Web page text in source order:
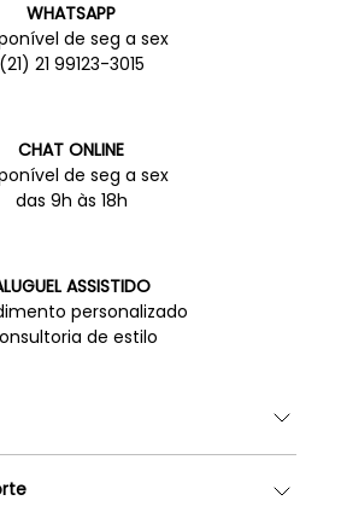
WHATSAPP
de seg a sex
(21) 21 99123-3015
CHAT ONLINE
de seg a sex
das 9h às 18h
ASSISTIDO
personalizado
de estilo